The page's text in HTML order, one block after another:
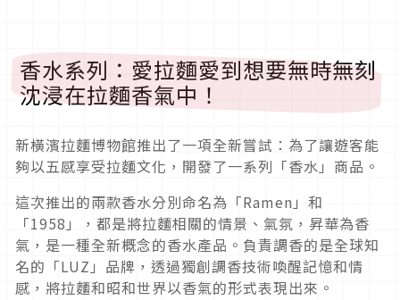
香水系列：愛拉麵愛到想要無時無刻
沈浸在拉麵香氣中！
新橫濱拉麵博物館推出了一項全新嘗試：為了讓遊客能
夠以五感享受拉麵文化，開發了一系列「香水」商品。
這次推出的兩款香水分別命名為「Ramen」和
「1958」，都是將拉麵相關的情景、氣氛，昇華為香
氣，是一種全新概念的香水產品。負責調香的是全球知
名的「LUZ」品牌，透過獨創調香技術喚醒記憶和情
感，將拉麵和昭和世界以香氣的形式表現出來。